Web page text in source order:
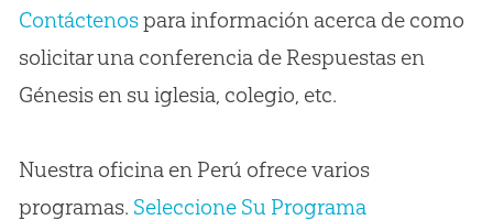
Contáctenospara información acerca de como
solicitar una conferencia de Respuestas en
Génesis en su iglesia, colegio, etc.
Nuestra oficina en Perú ofrece varios
programas. Seleccione Su Programa